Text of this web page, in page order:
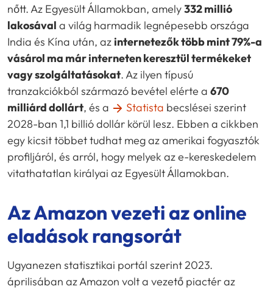
nőtt. Az Egyesült Államokban, amely332 millió
lakosával a világ harmadik legnépesebb országa
India és Kína után, az internetezők több mint 79%-a
vásárol ma már interneten keresztül termékeket
vagy szolgáltatásokat. Az ilyen típusú
tranzakciókból származó bevétel elérte a 670
milliárd dollárt, és a Statista becslései szerint
2028-ban 1,1 billió dollár körül lesz. Ebben a cikkben
egy kicsit többet tudhat meg az amerikai fogyasztók
profiljáról, és arról, hogy melyek az e-kereskedelem
vitathatatlan királyai az Egyesült Államokban.
Az Amazon vezeti az online
eladások rangsorát
Ugyanezen statisztikai portál szerint 2023.
áprilisában az Amazon volt a vezető piactér az